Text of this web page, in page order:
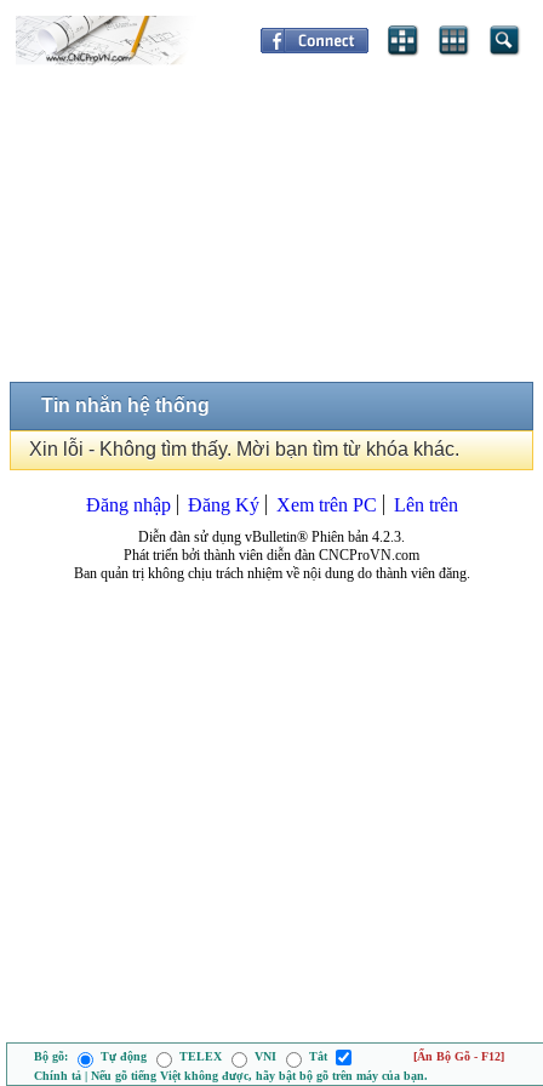
Tin nhắn hệ thống
Xin lỗi - Không tìm thấy. Mời bạn tìm từ khóa khác.
Đăng nhập Đăng Ký Xem trên PC Lên trên
Diễn đàn sử dụng vBulletin® Phiên bản 4.2.3.
Phát triển bởi thành viên diễn đàn CNCProVN.com
Ban quản trị không chịu trách nhiệm về nội dung do thành viên đăng.
Bộ gõ: Tự động TELEX VNI Tắt
[Ẩn Bộ Gõ - F12]
Chính tả | Nếu gõ tiếng Việt không được, hãy bật bộ gõ trên máy của bạn.